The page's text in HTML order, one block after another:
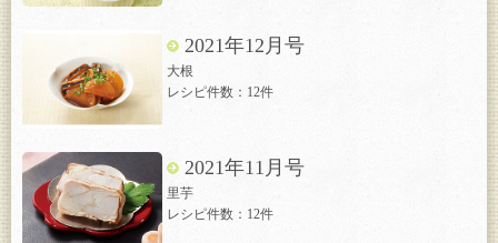
2021年12月号
大根
レシピ件数：12件
2021年11月号
里芋
レシピ件数：12件